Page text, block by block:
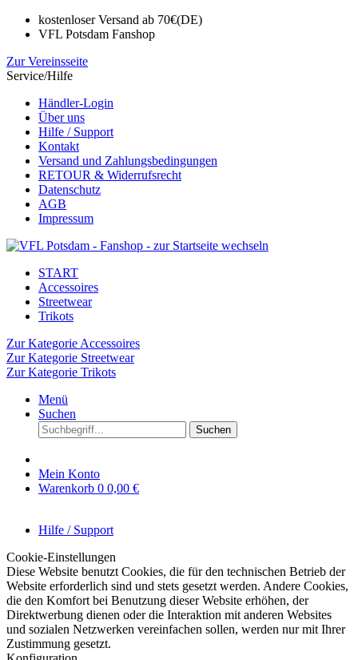
kostenloser Versand ab 70€(DE)
VFL Potsdam Fanshop
Zur Vereinsseite
Service/Hilfe
Händler-Login
Über uns
Hilfe / Support
Kontakt
Versand und Zahlungsbedingungen
RETOUR & Widerrufsrecht
Datenschutz
AGB
Impressum
START
Accessoires
Streetwear
Trikots
Zur Kategorie Accessoires
Zur Kategorie Streetwear
Zur Kategorie Trikots
Menü
Suchen
Suchen
Mein Konto
Warenkorb 0 0,00 €
Hilfe / Support
Cookie-Einstellungen
Diese Website benutzt Cookies, die für den technischen Betrieb der
Website erforderlich sind und stets gesetzt werden. Andere Cookies,
die den Komfort bei Benutzung dieser Website erhöhen, der
Direktwerbung dienen oder die Interaktion mit anderen Websites
und sozialen Netzwerken vereinfachen sollen, werden nur mit Ihrer
Zustimmung gesetzt.